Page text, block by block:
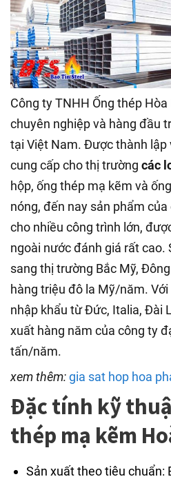
Công ty TNHH Ống thép
chuyên nghiệp và hàng đầu
tại Việt Nam. Được thành lập
cung cấp cho thị trường các
hộp, ống thép mạ kẽm và
nóng, đến nay sản phẩm
cho nhiều công trình lớn,
ngoài nước đánh giá rất cao.
sang thị trường Bắc Mỹ,
hàng triệu đô la Mỹ/năm.
nhập khẩu từ Đức, Italia, Đài
xuất hàng năm của công ty
tấn/năm.
xem thêm:gia sat hop hoa
Đặc tính kỹ
thép mạ kẽm
Sản xuất theo tiêu chuẩn: